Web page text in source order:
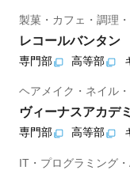
製菓・カフェ・調理
レコールバンタン
専門部 高等部
ヘアメイク・ネイル
ヴィーナスアカデ
専門部 高等部
IT・プログラミング